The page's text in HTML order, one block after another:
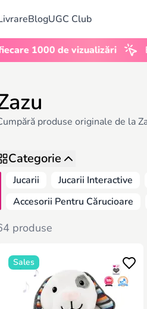
BlogUGC Club
de vizualizări
produse originale de la
Categorie
Jucarii Jucarii Interactive
Accesorii Pentru Cărucioare
produse
Sales